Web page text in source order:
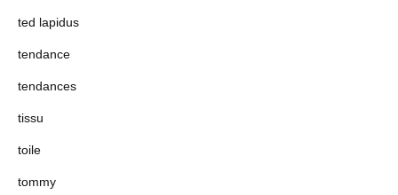
ted lapidus
tendance
tendances
tissu
toile
tommy